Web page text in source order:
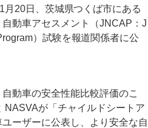
20日、茨城県つくば市にある
動車アセスメント（JNCAP：J
）試験を報道関係者に公
動車の安全性能比較評価のこ
NASVAが「チャイルドシートア
ーザーに公表し、より安全な自